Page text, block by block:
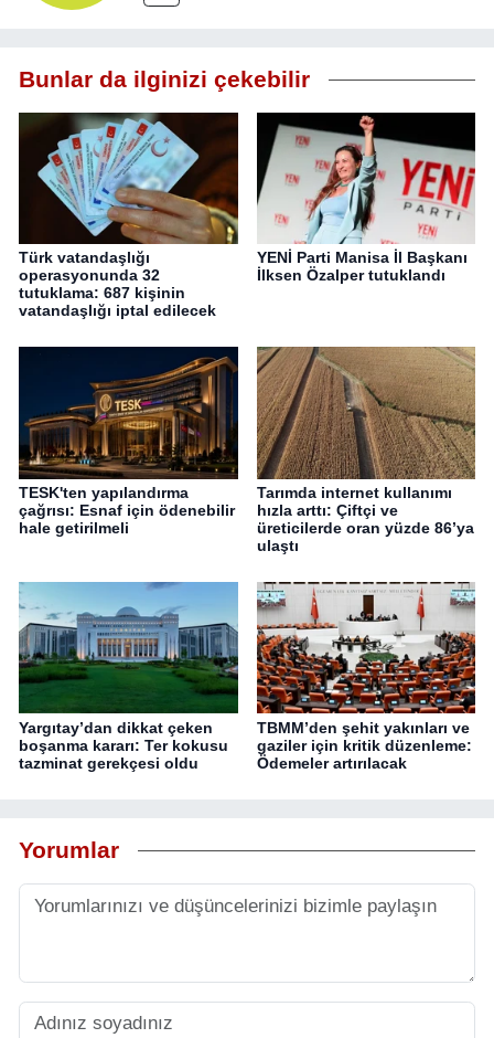
Bunlar da ilginizi çekebilir
Türk vatandaşlığı
operasyonunda 32
tutuklama: 687 kişinin
vatandaşlığı iptal edilecek
YENİ Parti Manisa İl Başkanı
İlksen Özalper tutuklandı
TESK'ten yapılandırma
çağrısı: Esnaf için ödenebilir
hale getirilmeli
Tarımda internet kullanımı
hızla arttı: Çiftçi ve
üreticilerde oran yüzde 86’ya
ulaştı
Yargıtay’dan dikkat çeken
boşanma kararı: Ter kokusu
tazminat gerekçesi oldu
TBMM’den şehit yakınları ve
gaziler için kritik düzenleme:
Ödemeler artırılacak
Yorumlar